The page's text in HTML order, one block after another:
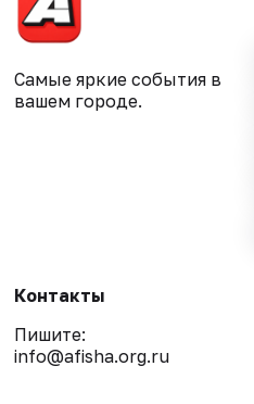
Самые яркие события в
вашем городе.
Контакты
Пишите:
info@afisha.org.ru